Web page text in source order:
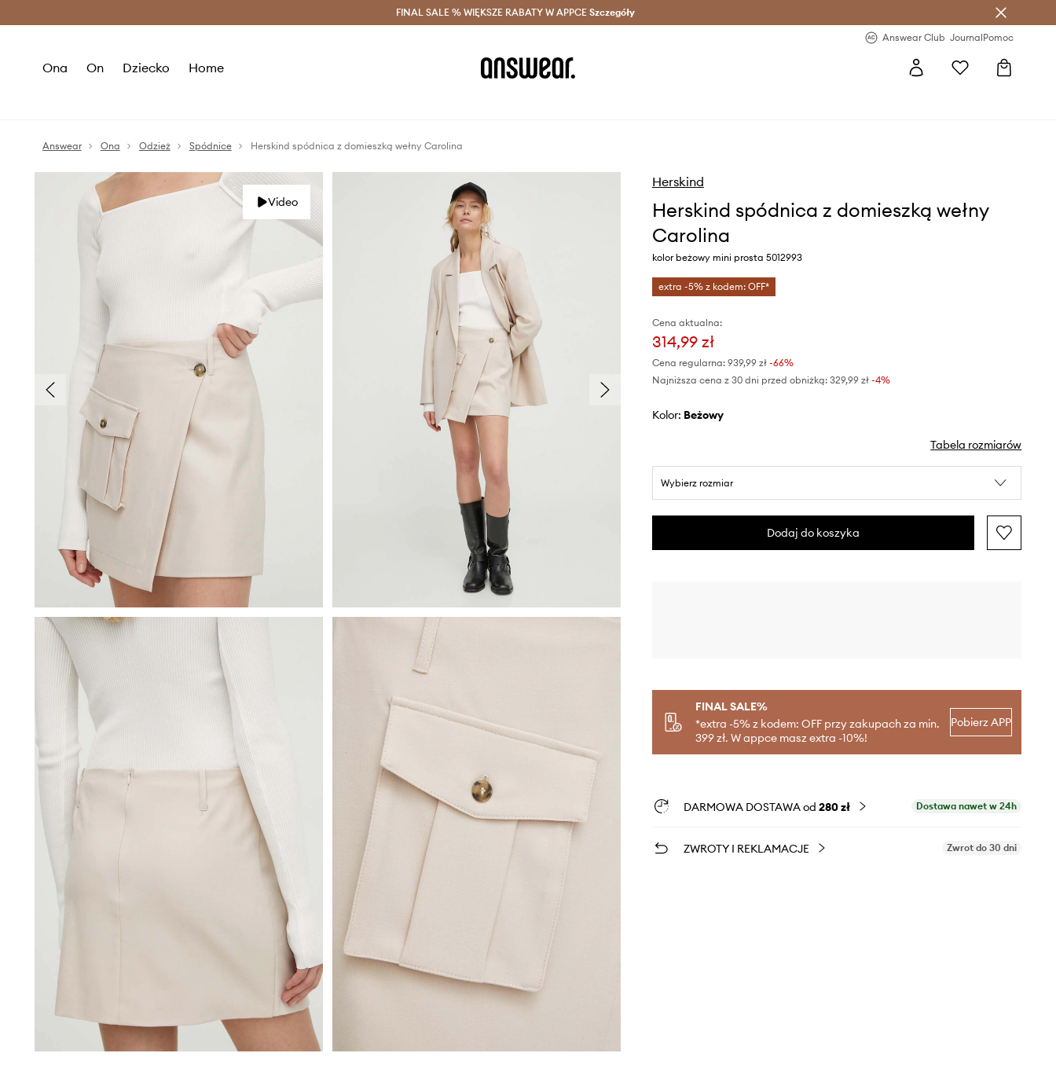
Oszczędzaj z Answear Club > Dostawa nawet w 24h >
FINAL SALE % WIĘKSZE RABATY W APPCE Szczegóły
Answear Club JournalPomoc
Ona On Dziecko Home
Answear Ona Odzież Spódnice Herskind spódnica z domieszką wełny Carolina
Video
Herskind
Herskind spódnica z domieszką wełny
Carolina
kolor beżowy mini prosta 5012993
extra -5% z kodem: OFF*
Cena aktualna:
314,99 zł
Cena regularna: 939,99 zł-66%
Najniższa cena z 30 dni przed obniżką: 329,99 zł -4%
Kolor: beżowy
Tabela rozmiarów
Wybierz rozmiar
Dodaj do koszyka
FINAL SALE%
*extra -5% z kodem: OFF przy zakupach za min.
399 zł. W appce masz extra -10%!
Pobierz APP
DARMOWA DOSTAWA od 280 zł Dostawa nawet w 24h
ZWROTY I REKLAMACJE Zwrot do 30 dni